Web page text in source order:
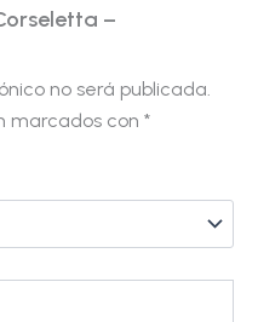
–
no será publicada.
marcados con *